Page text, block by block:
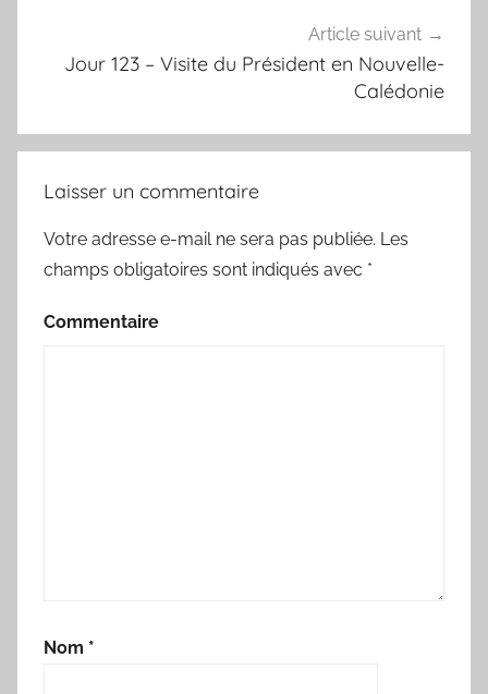
Article suivant
Jour 123 – Visite du Président en Nouvelle-
Calédonie
Laisser un commentaire
Votre adresse e-mail ne sera pas publiée. Les
champs obligatoires sont indiqués avec *
Commentaire
Nom *